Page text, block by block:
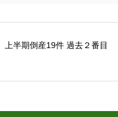
上半期倒産19件 過去２番目